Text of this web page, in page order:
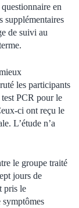
en
supplémentaires
de suivi au
les participants
PCR pour le
ci ont reçu le
L’étude n’a
le groupe traité
jours de
pris le
symptômes